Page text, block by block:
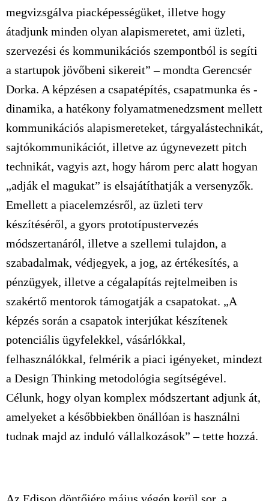
megvizsgálva piacképességüket, illetve hogy
átadjunk minden olyan alapismeretet, ami üzleti,
szervezési és kommunikációs szempontból is segíti
a startupok jövőbeni sikereit” – mondta Gerencsér
Dorka. A képzésen a csapatépítés, csapatmunka és -
dinamika, a hatékony folyamatmenedzsment mellett
kommunikációs alapismereteket, tárgyalástechnikát,
sajtókommunikációt, illetve az úgynevezett pitch
technikát, vagyis azt, hogy három perc alatt hogyan
„adják el magukat” is elsajátíthatják a versenyzők.
Emellett a piacelemzésről, az üzleti terv
készítéséről, a gyors prototípustervezés
módszertanáról, illetve a szellemi tulajdon, a
szabadalmak, védjegyek, a jog, az értékesítés, a
pénzügyek, illetve a cégalapítás rejtelmeiben is
szakértő mentorok támogatják a csapatokat. „A
képzés során a csapatok interjúkat készítenek
potenciális ügyfelekkel, vásárlókkal,
felhasználókkal, felmérik a piaci igényeket, mindezt
a Design Thinking metodológia segítségével.
Célunk, hogy olyan komplex módszertant adjunk át,
amelyeket a későbbiekben önállóan is használni
tudnak majd az induló vállalkozások” – tette hozzá.